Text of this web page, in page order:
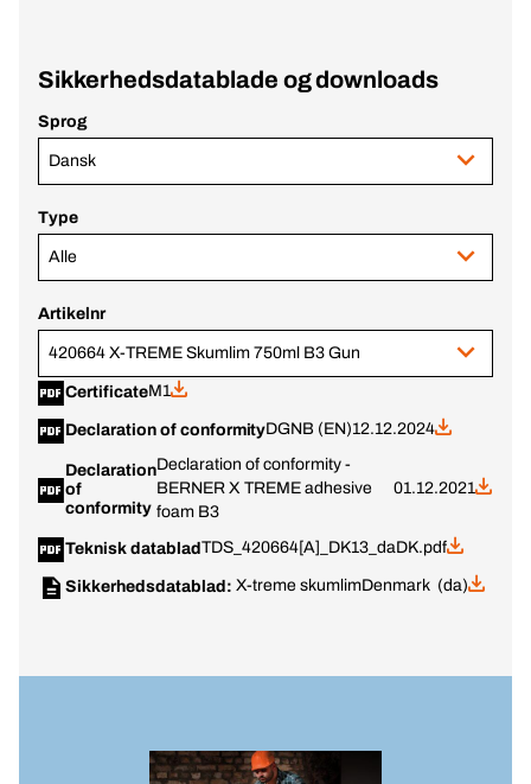
Sikkerhedsdatablade og downloads
Sprog
Dansk
Type
Alle
Artikelnr
420664 X-TREME Skumlim 750ml B3 Gun
CertificateM1
Declaration of conformityDGNB (EN)12.12.2024
Declaration
of
conformity
Declaration of conformity -
BERNER X TREME adhesive
foam B3
01.12.2021
Teknisk datablad TDS_420664[A]_DK13_daDK.pdf
Sikkerhedsdatablad: X-treme skumlimDenmark (da)